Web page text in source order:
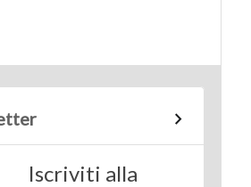
Iscriviti alla